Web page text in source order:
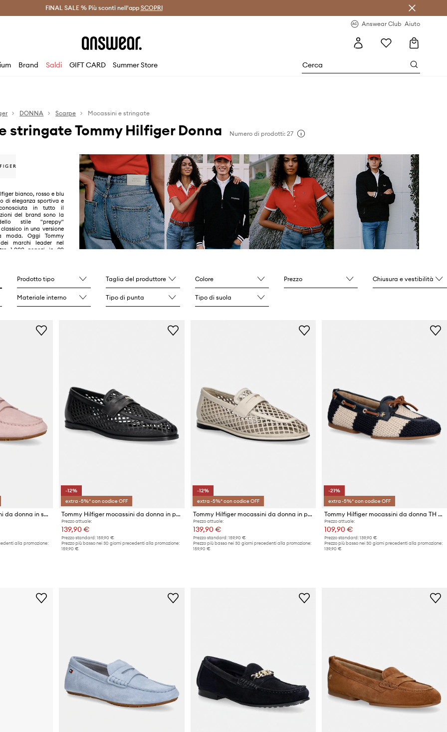
Answear Club > Spedizione entro 24 ore >
FINAL SALE % Più sconti nell'app SCOPRI
Answear Club Aiuto
Brand Saldi GIFT CARD Summer Store
DONNA Scarpe Mocassini e stringate
stringate Tommy Hilfiger Donna Numero di prodotti: 27
bianco, rosso e blu
di eleganza sportiva e
in tutto il
del brand sono la
dello stile "preppy"
in una versione
moda. Oggi Tommy
marchi leader nel
1.000 negozi in 90
Prodotto tipo Taglia del produttore Colore Prezzo Chiusura e vestibilità
Materiale interno Tipo di punta Tipo di suola
Tommy Hilfiger mocassini da donna in scamoscio FLAG SOFT SUEDE DRIVER LOAFER
alla promozione:
-12%
extra -5%* con codice OFF
Tommy Hilfiger mocassini da donna in pelle TH COIN LTH LOAFER LASER CUT
Prezzo attuale:
139,90 €
Prezzo standard: 159,90 €
Prezzo più basso nei 30 giorni precedenti alla promozione:
159,90 €
-12%
extra -5%* con codice OFF
Tommy Hilfiger mocassini da donna in pelle TH COIN LTH LOAFER LASER CUT
Prezzo attuale:
139,90 €
Prezzo standard: 159,90 €
Prezzo più basso nei 30 giorni precedenti alla promozione:
159,90 €
-21%
extra -5%* con codice OFF
Tommy Hilfiger mocassini da donna TH FLEX BOAT SHOE CROCHET
Prezzo attuale:
109,90 €
Prezzo standard: 139,90 €
Prezzo più basso nei 30 giorni precedenti alla promozione:
139,90 €